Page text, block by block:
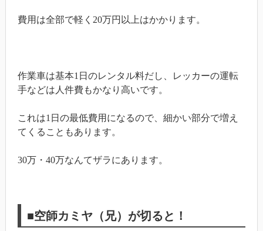
費用は全部で軽く20万円以上はかかります。
作業車は基本1日のレンタル料だし、レッカーの運転
手などは人件費もかなり高いです。
これは1日の最低費用になるので、細かい部分で増え
てくることもあります。
30万・40万なんてザラにあります。
■空師カミヤ（兄）が切ると！